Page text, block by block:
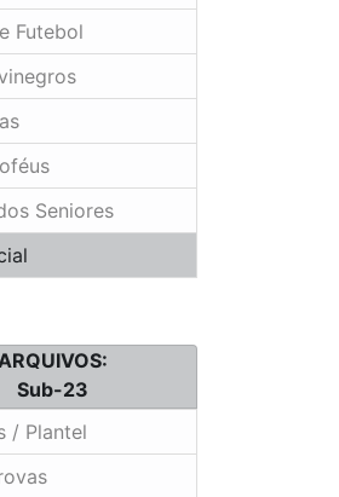
Futebol
Seniores
ARQUIVOS:
Sub-23
/ Plantel